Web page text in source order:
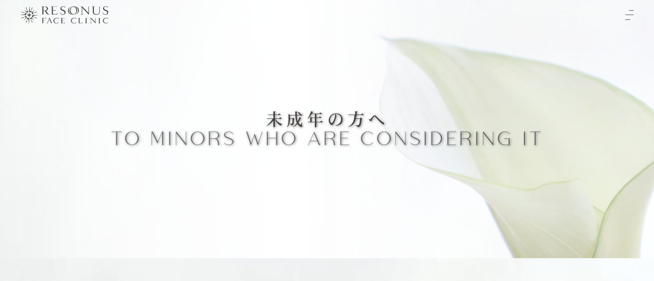
クリニックについて
-輪郭3点
-両顎
料金表
-松浦 顕
-橋口 晋一郎
-伊田 幸平
未成年の方へ
TO MINORS WHO ARE CONSIDERING IT